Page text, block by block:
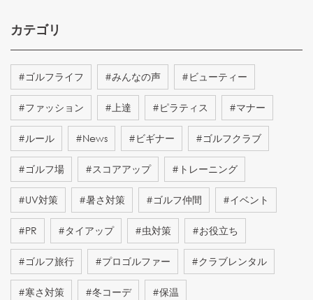
カテゴリ
#ゴルフライフ #みんなの声 #ビューティー
#ファッション #上達 #ピラティス #マナー
#ルール #News #ビギナー #ゴルフクラブ
#ゴルフ場 #スコアアップ # トレーニング
#UV対策 #暑さ対策 #ゴルフ仲間 #イベント
#PR #タイアップ #虫対策 #お役立ち
#ゴルフ旅行 #プロゴルファー #クラブレンタル
#寒さ対策 #冬コーデ #保温